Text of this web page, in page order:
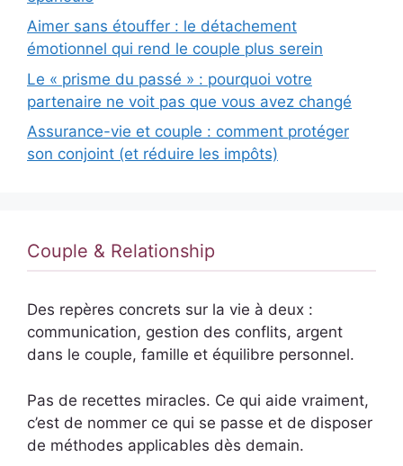
Aimer sans étouffer : le détachement
émotionnel qui rend le couple plus serein
Le « prisme du passé » : pourquoi votre
partenaire ne voit pas que vous avez changé
Assurance-vie et couple : comment protéger
son conjoint (et réduire les impôts)
Couple & Relationship
Des repères concrets sur la vie à deux :
communication, gestion des conflits, argent
dans le couple, famille et équilibre personnel.
Pas de recettes miracles. Ce qui aide vraiment,
c’est de nommer ce qui se passe et de disposer
de méthodes applicables dès demain.